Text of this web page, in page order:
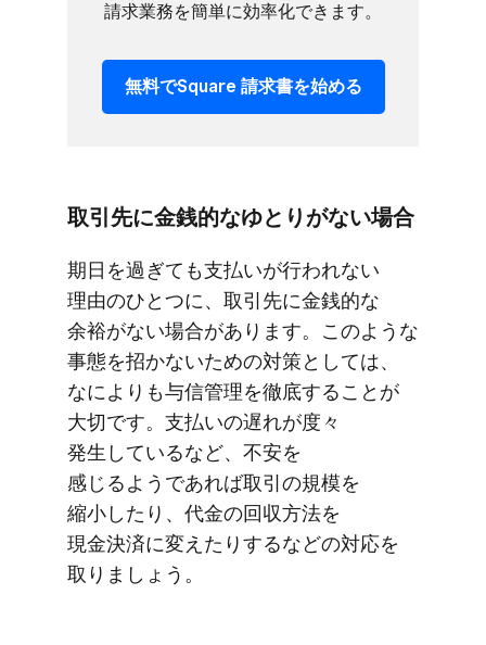
請求業務を​簡単に​効率化できます。
無料で​Square 請求書を​始める
取引先に​金銭的なゆとりが​ない​場合
期日を​過ぎても​支払いが​行われない​
理由の​ひとつに、​取引先に​金銭的な​
余裕が​ない​場合が​あります。​このような​
事態を​招かないための​対策と​しては、​
なに​よりも​与信管理を​徹底する​ことが​
大切です。​支払いの​遅れが​度々​
発生しているなど、​不安を​
感じるようであれば​取引の​規模を​
縮小したり、​代金の​回収方​法を​
現金決済に​変えたりするなどの​対応を​
取りましょう。